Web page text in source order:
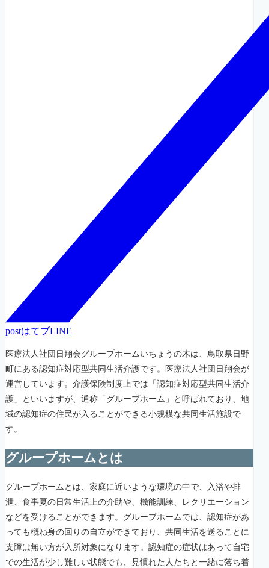
postはてブLINE
医療法人社団日翔会グループホームいちょうの木は、鳥取県日野
町にある認知症対応型共同生活介護です。医療法人社団日翔会が
運営しています。介護保険制度上では「認知症対応型共同生活介
護」といいますが、通称「グループホーム」と呼ばれており、地
域の認知症の住民が入ることができる小規模な共同生活施設で
す。
グループホームとは
グループホームとは、家庭に近いような環境の中で、入浴や排
泄、食事夏の日常生活上の介助や、機能訓練、レクリエーション
などを受けることができます。グループホームでは、認知症があ
っても概ね身の回りの自立ができており、共同生活を送ることに
支障は無い方が入所対象になります。認知症の症状はあって自宅
での生活が少し難しい状態でも、見慣れた人たちと一緒に落ち着